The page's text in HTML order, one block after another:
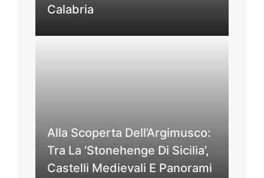
Calabria
Alla Scoperta Dell’Argimusco:
Tra La ‘Stonehenge Di Sicilia’,
Castelli Medievali E Panorami